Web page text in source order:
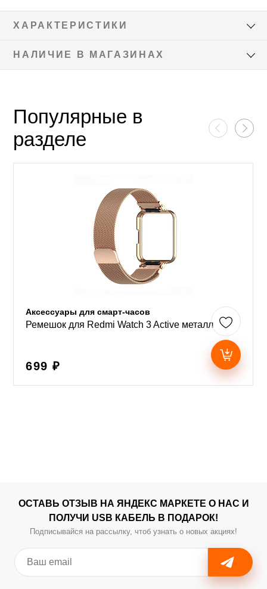
ХАРАКТЕРИСТИКИ
НАЛИЧИЕ В МАГАЗИНАХ
Популярные в
разделе
Аксессуары для смарт-часов
Ремешок для Redmi Watch 3 Active металл
699 ₽
ОСТАВЬ ОТЗЫВ НА ЯНДЕКС МАРКЕТЕ О НАС И
ПОЛУЧИ USB КАБЕЛЬ В ПОДАРОК!
Подписывайся на рассылку, чтоб узнать о новых акциях!